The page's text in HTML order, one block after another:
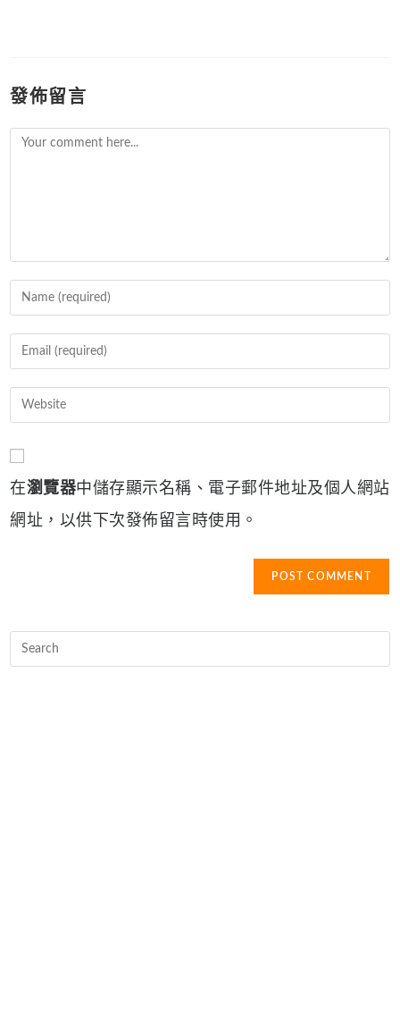
發佈留言
Comment
Enter
your
or
username
Enter
your
address
Enter
your
website
(optional)
在瀏覽器中儲存顯示名稱、電子郵件地址及個人網站
網址，以供下次發佈留言時使用。